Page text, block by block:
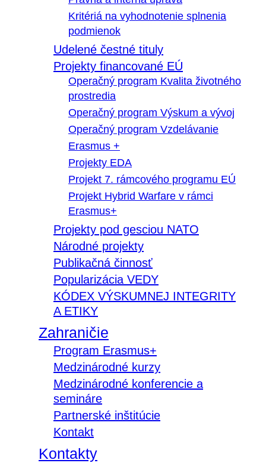
Kritériá na vyhodnotenie splnenia
podmienok
Udelené čestné tituly
Projekty financované EÚ
Operačný program Kvalita životného
prostredia
Operačný program Výskum a vývoj
Operačný program Vzdelávanie
Erasmus +
Projekty EDA
Projekt 7. rámcového programu EÚ
Projekt Hybrid Warfare v rámci
Erasmus+
Projekty pod gesciou NATO
Národné projekty
Publikačná činnosť
Popularizácia VEDY
KÓDEX VÝSKUMNEJ INTEGRITY
A ETIKY
Zahraničie
Program Erasmus+
Medzinárodné kurzy
Medzinárodné konferencie a
semináre
Partnerské inštitúcie
Kontakt
Kontakty